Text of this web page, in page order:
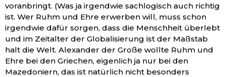
voranbringt. (Was ja irgendwie sachlogisch auch richtig
ist. Wer Ruhm und Ehre erwerben will, muss schon
irgendwie dafür sorgen, dass die Menschheit überlebt
und im Zeitalter der Globalisierung ist der Maßstab
halt die Welt. Alexander der Große wollte Ruhm und
Ehre bei den Griechen, eigenlich ja nur bei den
Mazedoniern, das ist natürlich nicht besonders